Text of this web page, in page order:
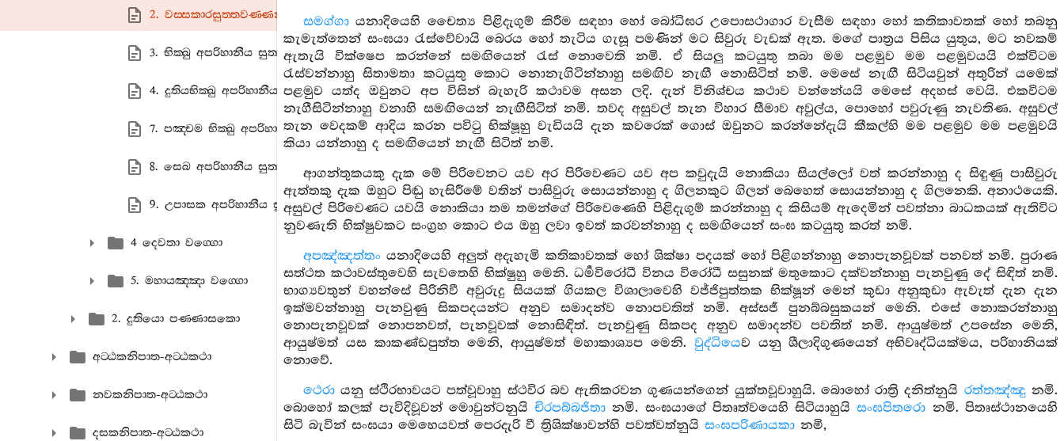
2. වස‍්සකාරසුත‍්තවණ‍්ණනා
3. භික‍්ඛු අපරිහානීය සුත‍්තවණ‍්ණනා
4. දුතියභික‍්ඛු අපරිහානීය සුත‍්තවණ‍්ණනා
7. පඤ‍්චම භික‍්ඛු අපරිහානීය සුත‍්තවණ‍්ණනා
8. සෙඛ අපරිහානීය සුත‍්තවණ‍්ණනා
9. උපාසක අපරිහානීය සුත‍්තවණ‍්ණනා
4 දෙවතා වග‍්ගො
5. මහායඤ‍්ඤා වග‍්ගො
2. දුතියො පණ‍්ණාසකො
අට‍්ඨකනිපාත-අට‍්ඨකථා
නවකනිපාත-අට‍්ඨකථා
දසකනිපාත-අට‍්ඨකථා
සමග්ගායනාදියෙහි චෛත්‍ය පිළිදැගුම් කිරීම සඳහා හෝ බෝධිඝර උපොසථාගාර වැසීම සඳහා හෝ කතිකාවතක් හෝ තබනු
කැමැත්තෙන් සංඝයා රැස්වේවායි බෙරය හෝ තැටිය ගැසූ පමණින් මට සිවුරු වැඩක් ඇත. මගේ පාත්‍රය පිසිය යුතුය, මට නවකම්
ඇතැයි වික්ෂෙප කරන්නේ සමඟියෙන් රැස් නොවෙති නමි. ඒ සියලු කටයුතු තබා මම පළමුව මම පළමුවයයි එක්විටම
රැස්වන්නාහු සිතාමතා කටයුතු කොට නොනැගිටින්නාහු සමඟිව නැඟී නොසිටිත් නමි. මෙසේ නැඟී සිටියවුන් අතුරින් යමෙක්
පළමුව යත්ද ඔවුනට අප විසින් බැහැරි කථාවම අසන ලදි. දැන් විනිශ්චය කථාව වන්නේයයි මෙසේ අදහස් වෙයි. එකවිටම
නැගීසිටින්නාහු වනාහි සමඟියෙන් නැඟීසිටිත් නමි. තවද අසුවල් තැන විහාර සීමාව අවුල්ය, පොහෝ පවුරුණු නැවතිණ. අසුවල්
තැන වෙදකම් ආදිය කරන පවිටු භික්ෂූහු වැඩියයි දැන කවරෙක් ගොස් ඔවුනට කරන්නේදැයි කීකල්හි මම පළමුව මම පළමුවයි
කියා යන්නාහු ද සමඟියෙන් නැඟී සිටිත් නමි.
ආගන්තුකයකු දැක මේ පිරිවෙනට යව අර පිරිවෙණට යව අප කවුදැයි නොකියා සියල්ලෝ වත් කරන්නාහු ද සිඳුණු පාසිවුරු
ඇත්තකු දැක ඔහුට පිඬු හැසිරීමේ වතින් පාසිවුරු සොයන්නාහු ද ගිලනකුට ගිලන් බෙහෙත් සොයන්නාහු ද ගිලනෙකි. අනාථයෙකි.
අසුවල් පිරිවෙණට යවයි නොකියා තම තමන්ගේ පිරිවෙණෙහි පිළිදැගුම් කරන්නාහු ද කිසියම් ඇදෙමින් පවත්නා බාධකයක් ඇතිවිට
නුවණැති භික්ෂුවකට සංග්‍රහ කොට එය ඔහු ලවා ඉවත් කරවන්නාහු ද සමඟියෙන් සංඝ කටයුතු කරත් නමි.
අපඤ්ඤත්තංයනාදියෙහි අලුත් අදැහැමි කතිකාවතක් හෝ ශික්ෂා පදයක් හෝ පිළිගන්නාහු නොපැනවූවක් පනවත් නමි. පුරාණ
සත්ථත කථාවස්තුවෙහි සැවතෙහි භික්ෂුහු මෙනි. ධර්‍මවිරෝධී විනය විරෝධී සසුනක් මතුකොට දක්වන්නාහු පැනවුණු දේ සිඳිත් නමි.
භාග්‍යවතුන් වහන්සේ පිරිනිවී අවුරුදු සියයක් ගියකල විශාලාවෙහි වජ්ජිපුත්තක භික්ෂූන් මෙන් කුඩා අනුකුඩා ඇවැත් දැන දැන
ඉක්මවන්නාහු පැනවුණු සිකපදයන්ට අනුව සමාදන්ව නොපවතිත් නමි. අස්සජී පුනබ්බසුකයන් මෙනි. එසේ නොකරන්නාහු
නොපැනවූවක් නොපනවත්, පැනවූවක් නොසිඳිත්. පැනවුණු සිකපද අනුව සමාදන්ව පවතිත් නමි. ආයුෂ්මත් උපසේන මෙනි,
ආයුෂ්මත් යස කාකණ්ඩපුත්ත මෙනි, ආයුෂ්මත් මහාකාශ්‍යප මෙනි. වුද්ධියෙව යනු ශීලාදිගුණයෙන් අභිවෘද්ධියක්මය, පරිහානියක්
නොවේ.
ථෙරායනු ස්ථිරභාවයට පත්වූවාහු ස්ථවිර බව ඇතිකරවන ගුණයන්ගෙන් යුක්තවූවාහුයි. බොහෝ රාත්‍රි දනිත්නුයි රත්තඤ්ඤුනමි.
බොහෝ කලක් පැවිදිවූවන් මොවුන්ටනුයිචිරපබ්බජිතා නමි. සංඝයාගේ පිතෘත්වයෙහි සිටියාහුයිසංඝපිතරො නමි. පිතෘස්ථානයෙහි
සිටි බැවින් සංඝයා මෙහෙයවත් පෙරදැරි වී ත්‍රිශික්ෂාවන්හි පවත්වත්නුයි සංඝපරිණායකා නමි,